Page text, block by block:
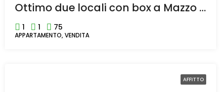
Ottimo due locali con box a Mazzo di Rho
1 1 75
APPARTAMENTO, VENDITA
AFFITTO